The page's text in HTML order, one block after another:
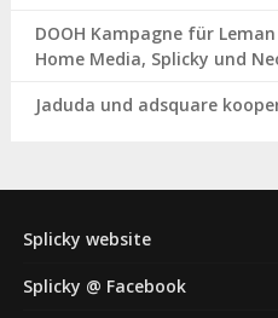
DOOH Kampagne für
Home Media, Splicky und
Jaduda und adsquare
Splicky website
Splicky @ Facebook